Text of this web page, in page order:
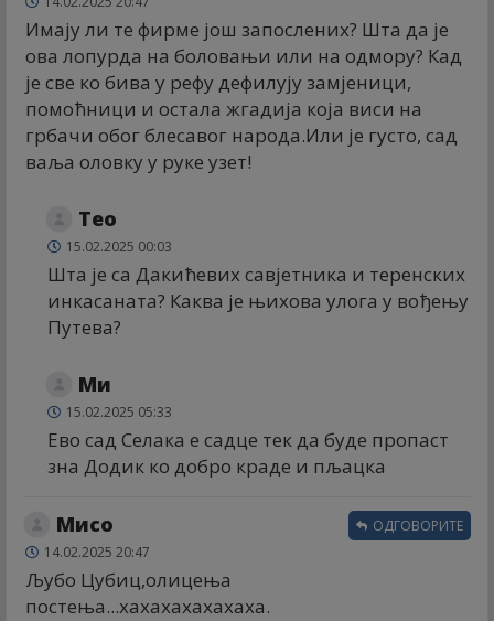
Имају ли те фирме још запослених? Шта да је
ова лопурда на боловањи или на одмору? Кад
је све ко бива у рефу дефилују замјеници,
помоћници и остала жгадија која виси на
грбачи обог блесавог народа.Или је густо, сад
ваља оловку у руке узет!
Тео
15.02.2025 00:03
Шта је са Дакићевих савјетника и теренских
инкасаната? Каква је њихова улога у вођењу
Путева?
Ми
15.02.2025 05:33
Ево сад Селака е садце тек да буде пропаст
зна Додик ко добро краде и пљацка
Мисо
14.02.2025 20:47
Љубо Цубиц,олицења
постења...хахахахахахаха.
ОДГОВОРИТЕ